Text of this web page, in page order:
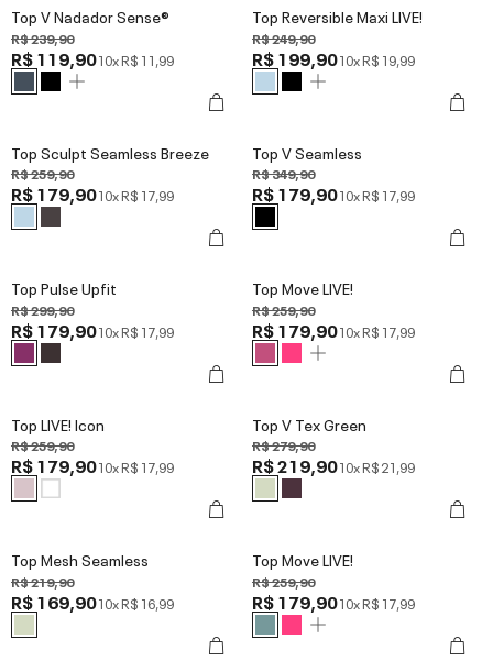
Top V Nadador Sense®
R$ 239,90
R$ 119,9010xR$ 11,99
Top Reversible Maxi LIVE!
R$ 249,90
R$ 199,9010xR$ 19,99
Top Sculpt Seamless Breeze
R$ 259,90
R$ 179,9010xR$ 17,99
Top V Seamless
R$ 349,90
R$ 179,9010xR$ 17,99
Top Pulse Upfit
R$ 299,90
R$ 179,9010xR$ 17,99
Top Move LIVE!
R$ 259,90
R$ 179,9010xR$ 17,99
Top LIVE! Icon
R$ 259,90
R$ 179,9010xR$ 17,99
Top V Tex Green
R$ 279,90
R$ 219,9010xR$ 21,99
Top Mesh Seamless
R$ 219,90
R$ 169,9010xR$ 16,99
Top Move LIVE!
R$ 259,90
R$ 179,9010xR$ 17,99